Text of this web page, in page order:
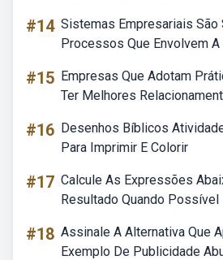
#14 Sistemas Empresariais São
Processos Que Envolvem A
#15 Empresas Que Adotam
Ter Melhores
#16 Desenhos Bíblicos
Para Imprimir E Colorir
#17 Calcule As Expressões
Resultado Quando Possível
#18 Assinale A Alternativa Que
Exemplo De Publicidade